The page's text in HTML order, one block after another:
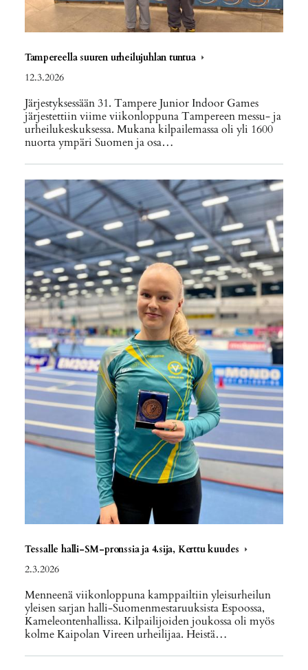
Tampereella suuren urheilujuhlan tuntua
12.3.2026
Järjestyksessään 31. Tampere Junior Indoor Games
järjestettiin viime viikonloppuna Tampereen messu- ja
urheilukeskuksessa. Mukana kilpailemassa oli yli 1600
nuorta ympäri Suomen ja osa…
Tessalle halli-SM-pronssia ja 4.sija, Kerttu kuudes
2.3.2026
Menneenä viikonloppuna kamppailtiin yleisurheilun
yleisen sarjan halli-Suomenmestaruuksista Espoossa,
Kameleontenhallissa. Kilpailijoiden joukossa oli myös
kolme Kaipolan Vireen urheilijaa. Heistä…